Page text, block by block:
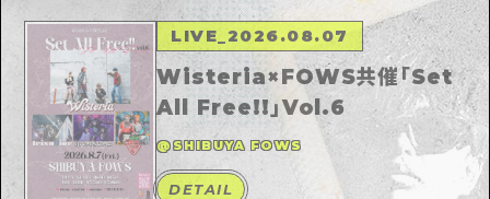
LIVE 2026.08.07
Wisteria×FOWS共催「Set
All Free!!」Vol.6
@SHIBUYA FOWS
DETAIL